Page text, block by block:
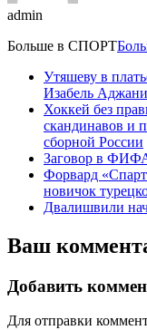
admin
Больше в СПОРТ
Утяшеву в
Изабель Аджани
Хоккей без
скандинавов и
сборной России
Заговор в
Форвард
новичок
Двалишвили
Ваш
Добавить
Для отправки